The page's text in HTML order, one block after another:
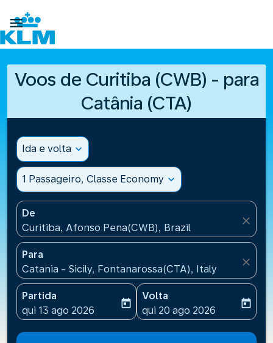

Voos de Curitiba (CWB) - para
Catânia (CTA)
Ida e volta expand_more
1 Passageiro, Classe Economy expand_more
De
Curitiba, Afonso Pena(CWB), Brazil
close
Para
Catania - Sicily, Fontanarossa(CTA), Italy
close
Partida
fc-booking-departure-date-aria-label
qui 13 ago 2026
today
Volta
fc-booking-return-date-
qui 20 ago 2026
today